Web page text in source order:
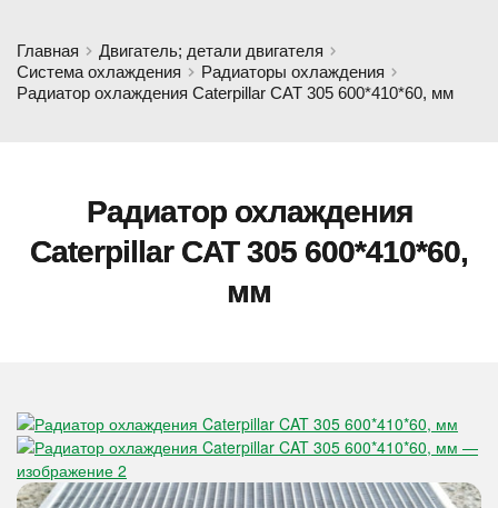
Главная
Двигатель; детали двигателя
Система охлаждения
Радиаторы охлаждения
Радиатор охлаждения Caterpillar CAT 305 600*410*60, мм
Радиатор охлаждения
Caterpillar CAT 305 600*410*60,
мм